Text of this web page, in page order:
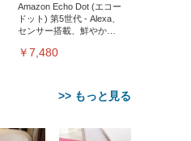
Amazon Echo Dot (エコー
ドット) 第5世代 - Alexa、
センサー搭載、鮮やかな
￥7,480
>> もっと見る